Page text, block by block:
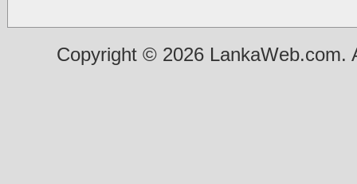
Copyright © 2026 LankaWeb.com.